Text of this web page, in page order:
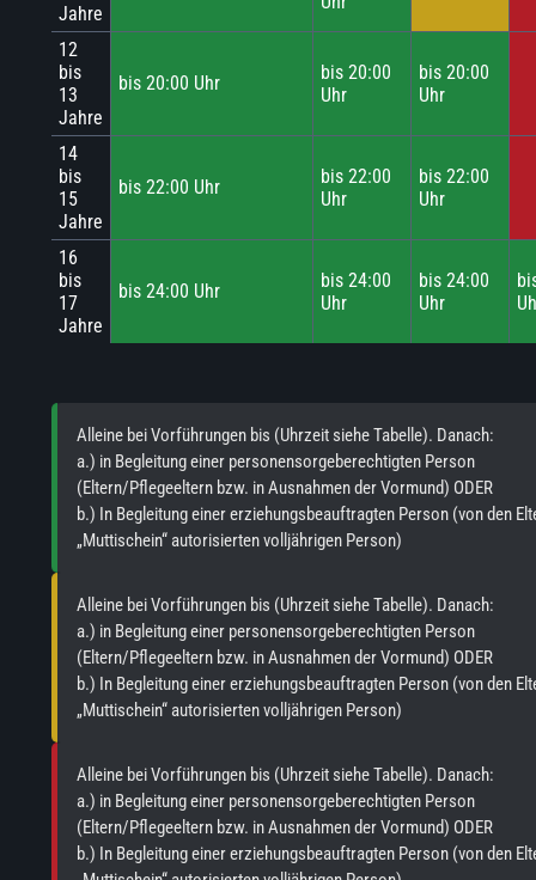
Jahre
12
bis
13
Jahre
bis 20:00 Uhr
bis 20:00
Uhr
bis 20:00
Uhr
14
bis
15
Jahre
bis 22:00 Uhr
bis 22:00
Uhr
bis 22:00
Uhr
16
bis
17
Jahre
bis 24:00 Uhr
bis 24:00
Uhr
bis 24:00
Uhr
Alleine bei Vorführungen bis (Uhrzeit siehe Tabelle). Danach:
a.) in Begleitung einer personensorgeberechtigten Person
(Eltern/Pflegeeltern bzw. in Ausnahmen der Vormund) ODER
b.) In Begleitung einer erziehungsbeauftragten Person (von den
„Muttischein“ autorisierten volljährigen Person)
Alleine bei Vorführungen bis (Uhrzeit siehe Tabelle). Danach:
a.) in Begleitung einer personensorgeberechtigten Person
(Eltern/Pflegeeltern bzw. in Ausnahmen der Vormund) ODER
b.) In Begleitung einer erziehungsbeauftragten Person (von den
„Muttischein“ autorisierten volljährigen Person)
Alleine bei Vorführungen bis (Uhrzeit siehe Tabelle). Danach:
a.) in Begleitung einer personensorgeberechtigten Person
(Eltern/Pflegeeltern bzw. in Ausnahmen der Vormund) ODER
b.) In Begleitung einer erziehungsbeauftragten Person (von den